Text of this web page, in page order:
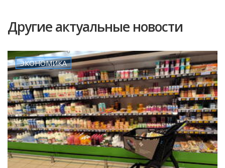
Другие актуальные новости
ЭКОНОМИКА